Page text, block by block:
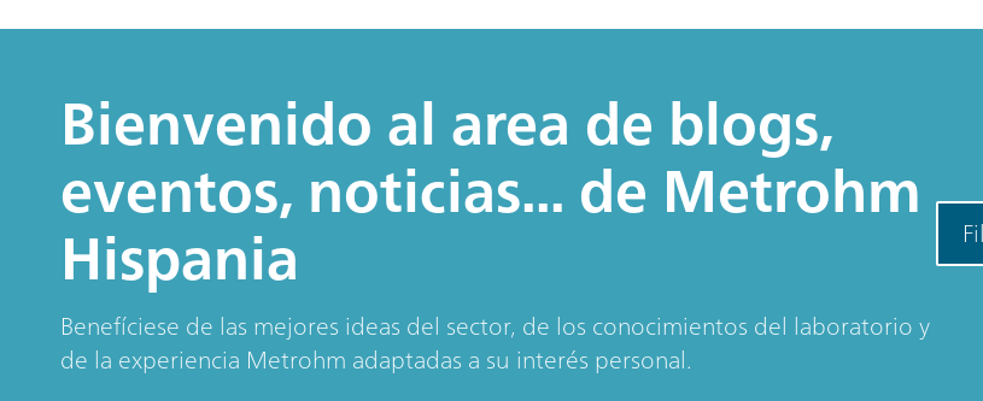
Bienvenido al area de blogs,
eventos, noticias... de Metrohm
Hispania
Benefíciese de las mejores ideas del sector, de los conocimientos del laboratorio y
de la experiencia Metrohm adaptadas a su interés personal.